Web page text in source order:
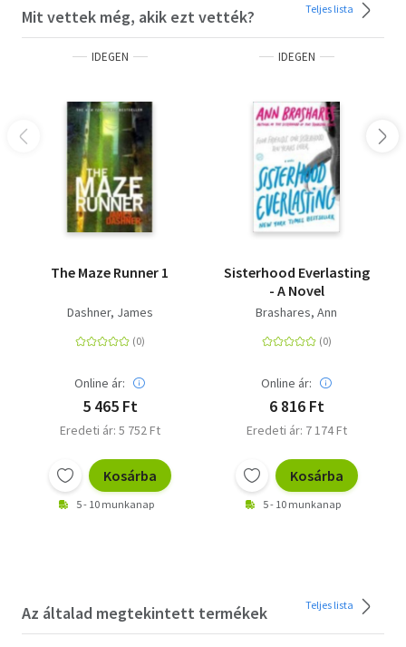
Mit vettek még, akik ezt vették? Teljes lista
IDEGEN
The Maze Runner 1
Dashner, James
Online ár:
5 465 Ft
Eredeti ár: 5 752 Ft
Kosárba
5 - 10 munkanap
IDEGEN
Sisterhood Everlasting
- A Novel
Brashares, Ann
Online ár:
6 816 Ft
Eredeti ár: 7 174 Ft
Kosárba
5 - 10 munkanap
Az általad megtekintett termékek Teljes lista